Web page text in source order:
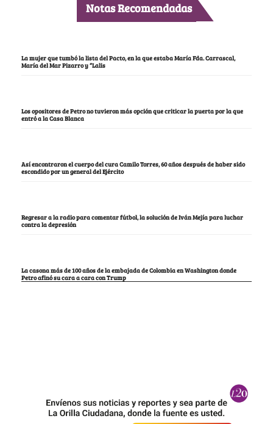
Notas Recomendadas
La mujer que tumbó la lista del Pacto, en la que estaba María Fda. Carrascal,
María del Mar Pizarro y “Lalis
Los opositores de Petro no tuvieron más opción que criticar la puerta por la que
entró a la Casa Blanca
Así encontraron el cuerpo del cura Camilo Torres, 60 años después de haber sido
escondido por un general del Ejército
Regresar a la radio para comentar fútbol, la solución de Iván Mejía para luchar
contra la depresión
La casona más de 100 años de la embajada de Colombia en Washington donde
Petro afinó su cara a cara con Trump